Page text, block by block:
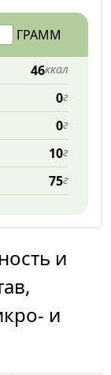
ГРАММ
46ккал
0г
0г
10г
75г
и
и